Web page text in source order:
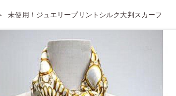
未使用！ジュエリープリントシルク大判スカーフ